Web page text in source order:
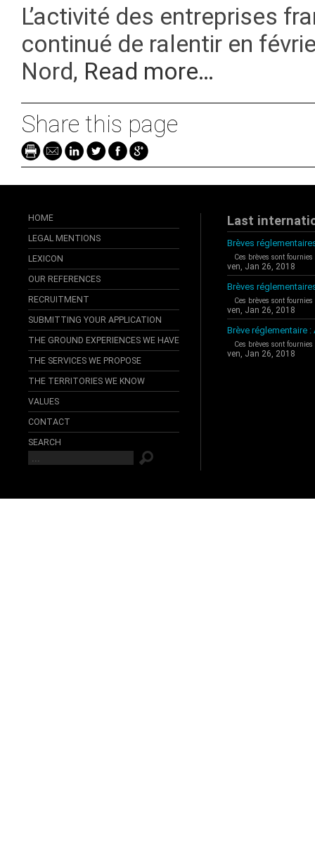
L’activité des entreprises
continué de ralentir en
Nord, Read more…
Share this page
HOME
LEGAL MENTIONS
LEXICON
OUR REFERENCES
RECRUITMENT
SUBMITTING YOUR APPLICATION
THE GROUND EXPERIENCES WE HAVE
THE SERVICES WE PROPOSE
THE TERRITORIES WE KNOW
VALUES
CONTACT
SEARCH
Last
Brèves
Ces brèves sont
ven, Jan 26, 2018
Brèves
Ces brèves sont
ven, Jan 26, 2018
Brève réglementaire :
Ces brèves sont
ven, Jan 26, 2018